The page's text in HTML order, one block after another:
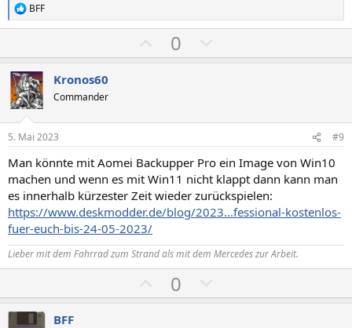
R
e
i
o
n
e
n
:
BFF
o
t
v
e
S
t
m
m
0
e
t
v
e
S
t
m
m
Kronos60
Commander
5. Mai 2023 #9
Man könnte mit Aomei Backupper Pro ein Image von Win10
machen und wenn es mit Win11 nicht klappt dann kann man
es innerhalb kürzester Zeit wieder zurückspielen:
https://www.deskmodder.de/blog/2023...fessional-kostenlos-
fuer-euch-bis-24-05-2023/
Lieber mit dem Fahrrad zum Strand als mit dem Mercedes zur Arbeit.
o
0
e
BFF